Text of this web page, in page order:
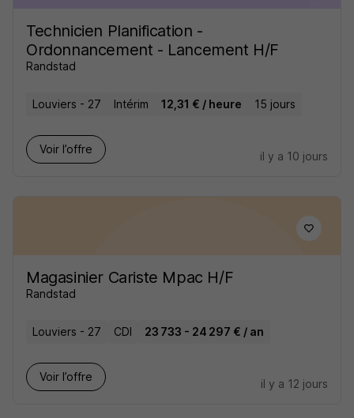
Technicien Planification -
Ordonnancement - Lancement H/F
Randstad
Louviers - 27 Intérim 12,31 € / heure 15 jours
Voir l’offre
il y a 10 jours
Magasinier Cariste Mpac H/F
Randstad
Louviers - 27 CDI 23 733 - 24 297 € / an
Voir l’offre
il y a 12 jours